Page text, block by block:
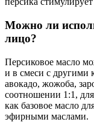
Можно ли
лицо?
Персиковое масло
и в смеси с другими
авокадо, жожоба,
соотношении 1:1,
как базовое масло
эфирными маслами.